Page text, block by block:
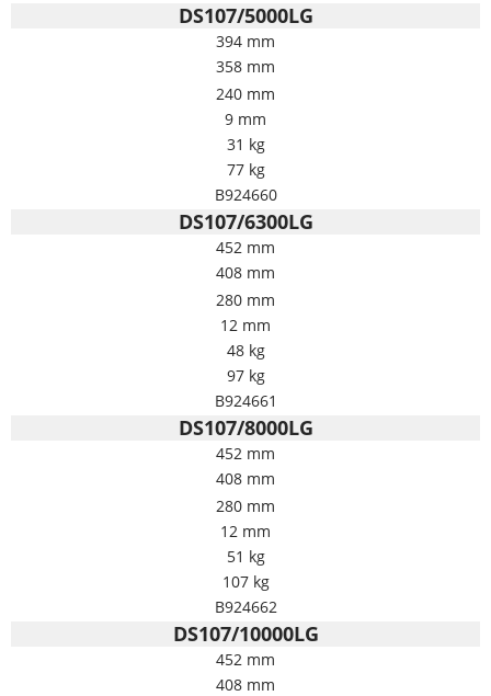
DS107/5000LG
394 mm
358 mm
240 mm
9 mm
31 kg
77 kg
B924660
DS107/6300LG
452 mm
408 mm
280 mm
12 mm
48 kg
97 kg
B924661
DS107/8000LG
452 mm
408 mm
280 mm
12 mm
51 kg
107 kg
B924662
DS107/10000LG
452 mm
408 mm